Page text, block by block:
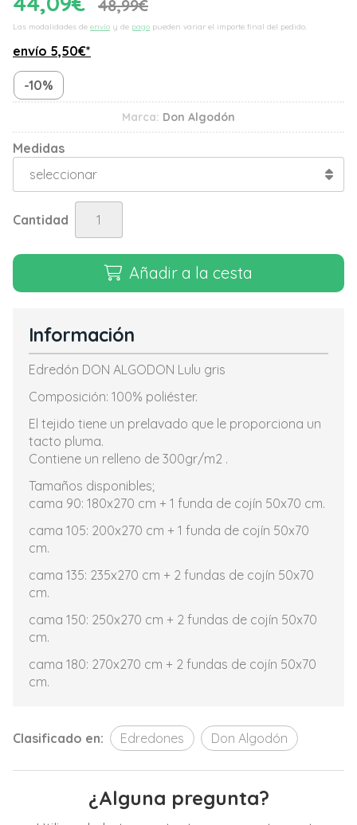
48,99€
Las modalidades de envío y de pago pueden variar el importe final del pedido.
envío 5,50€*
-10%
Marca: Don Algodón
Medidas
Cantidad
Añadir a la cesta
Información
Edredón DON ALGODON Lulu gris
Composición: 100% poliéster.
El tejido tiene un prelavado que le proporciona un
tacto pluma.
Contiene un relleno de 300gr/m2 .
Tamaños disponibles;
cama 90: 180x270 cm + 1 funda de cojín 50x70 cm.
cama 105: 200x270 cm + 1 funda de cojín 50x70
cm.
cama 135: 235x270 cm + 2 fundas de cojín 50x70
cm.
cama 150: 250x270 cm + 2 fundas de cojín 50x70
cm.
cama 180: 270x270 cm + 2 fundas de cojín 50x70
cm.
Clasificado en: Edredones Don Algodón
¿Alguna pregunta?